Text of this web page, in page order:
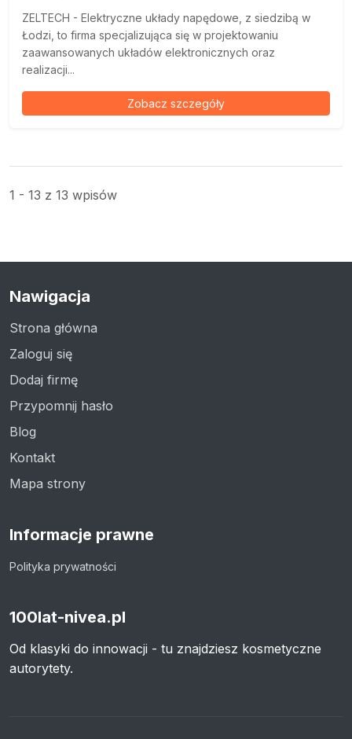
ZELTECH - Elektryczne układy napędowe, z siedzibą w
Łodzi, to firma specjalizująca się w projektowaniu
zaawansowanych układów elektronicznych oraz
realizacji...
Zobacz szczegóły
1 - 13 z 13 wpisów
Nawigacja
Strona główna
Zaloguj się
Dodaj firmę
Przypomnij hasło
Blog
Kontakt
Mapa strony
Informacje prawne
Polityka prywatności
100lat-nivea.pl
Od klasyki do innowacji - tu znajdziesz kosmetyczne
autorytety.